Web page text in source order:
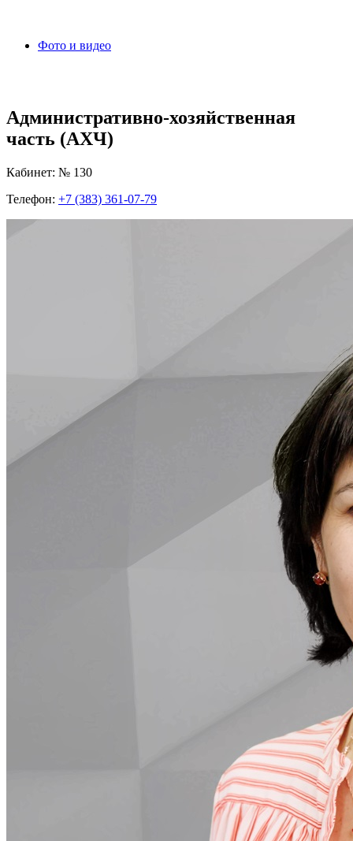
Фото и видео
Административно-хозяйственная
часть (АХЧ)
Кабинет: № 130
Телефон: +7 (383) 361-07-79